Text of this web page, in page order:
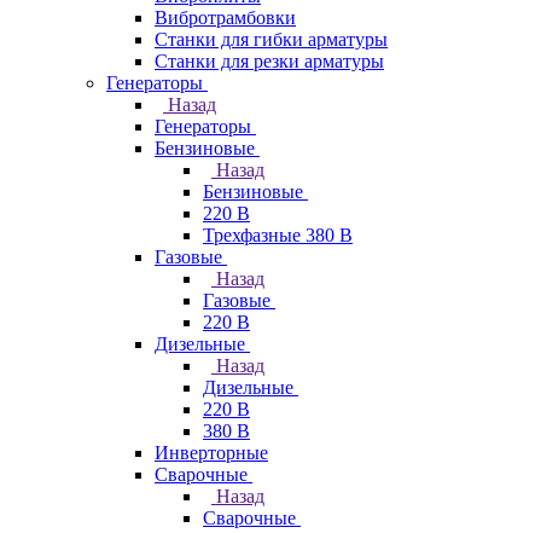
Вибротрамбовки
Станки для гибки арматуры
Станки для резки арматуры
Генераторы
Назад
Генераторы
Бензиновые
Назад
Бензиновые
220 В
Трехфазные 380 В
Газовые
Назад
Газовые
220 В
Дизельные
Назад
Дизельные
220 В
380 В
Инверторные
Сварочные
Назад
Сварочные